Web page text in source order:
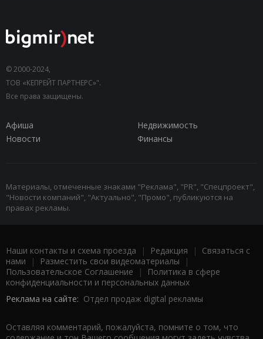
© 2000-2024,
ТОВ «КЕПРЕЙТ ПАРТНЕРС»".
Все права защищены.
Афиша
Недвижимость
Новости
Финансы
Материалы, отмеченные знаками "Реклама", "PR", "Спецпроект",
"Новости компаний", "Актуально", "Промо", публикуются на
правах рекламы.
Наши контакты и схема проезда | Редакция | Связаться с
нами | Разместить свои видеоматериалы |
Пользовательское Соглашение |
Политика в сфере
конфиденциальности и персональных данных
Реклама на сайте: Отдел продаж digital рекламы
Оставляя комментарий, пожалуйста, помните о том, что